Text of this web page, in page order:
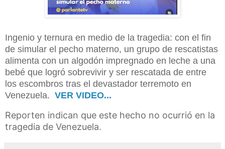
Ingenio y ternura en medio de la tragedia: con el fin
de simular el pecho materno, un grupo de rescatistas
alimenta con un algodón impregnado en leche a una
bebé que logró sobrevivir y ser rescatada de entre
los escombros tras el devastador terremoto en
Venezuela. VER VIDEO...
Reporten indican que este hecho no ocurrió en la
tragedia de Venezuela.